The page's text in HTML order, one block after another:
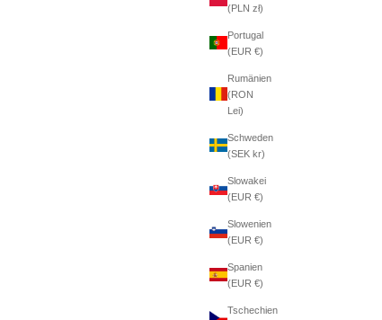
(PLN zł)
Portugal
(EUR €)
Rumänien
(RON
Lei)
Schweden
(SEK kr)
Slowakei
(EUR €)
Slowenien
(EUR €)
Spanien
(EUR €)
Tschechien